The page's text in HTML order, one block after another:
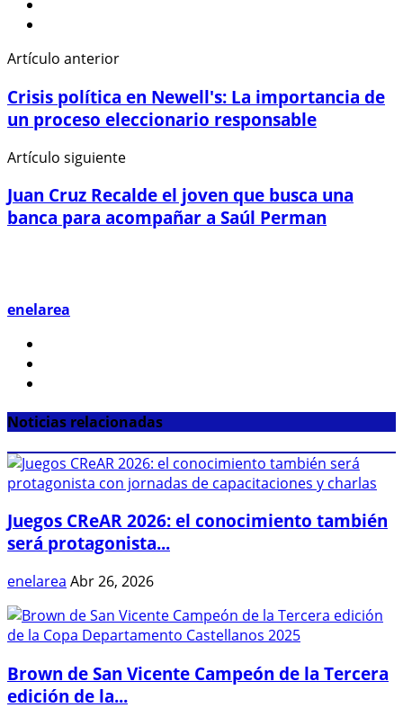
Artículo anterior
Crisis política en Newell's: La importancia de
un proceso eleccionario responsable
Artículo siguiente
Juan Cruz Recalde el joven que busca una
banca para acompañar a Saúl Perman
enelarea
Noticias relacionadas
Juegos CReAR 2026: el conocimiento también
será protagonista...
enelarea Abr 26, 2026
Brown de San Vicente Campeón de la Tercera
edición de la...